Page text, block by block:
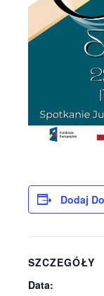
Dodaj
SZCZEGÓŁY
Data: